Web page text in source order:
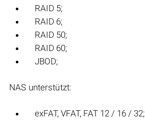
RAID 5;
RAID 6;
RAID 50;
RAID 60;
JBOD;
NAS unterstützt:
exFAT, VFAT, FAT 12 / 16 / 32;